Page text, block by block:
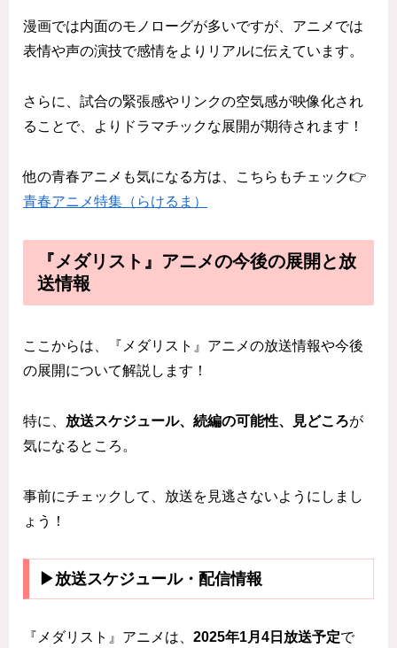
漫画では内面のモノローグが多いですが、アニメでは
表情や声の演技で感情をよりリアルに伝えています。
さらに、試合の緊張感やリンクの空気感が映像化され
ることで、よりドラマチックな展開が期待されます！
他の青春アニメも気になる方は、こちらもチェック👉
青春アニメ特集（らけるま）
『メダリスト』アニメの今後の展開と放
送情報
ここからは、『メダリスト』アニメの放送情報や今後
の展開について解説します！
特に、 放送スケジュール、続編の可能性、見どころが
気になるところ。
事前にチェックして、放送を見逃さないようにしまし
ょう！
▶放送スケジュール・配信情報
『メダリスト』アニメは、 2025年1月4日放送予定で